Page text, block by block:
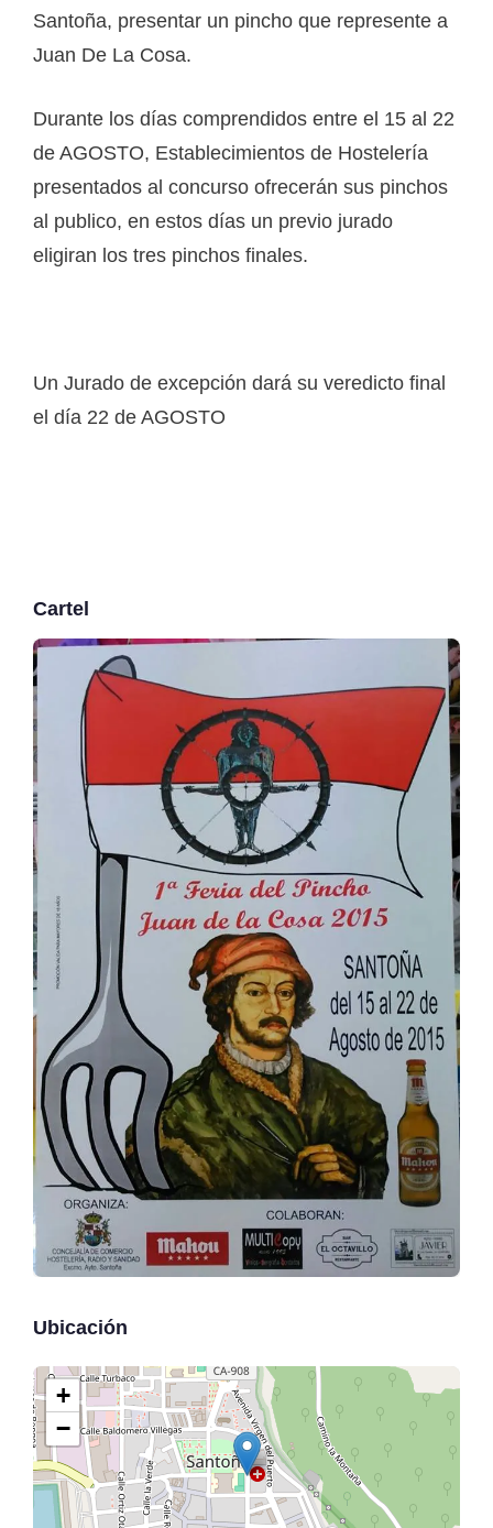
Santoña, presentar un pincho que represente a
Juan De La Cosa.
Durante los días comprendidos entre el 15 al 22
de AGOSTO, Establecimientos de Hostelería
presentados al concurso ofrecerán sus pinchos
al publico, en estos días un previo jurado
eligiran los tres pinchos finales.
Un Jurado de excepción dará su veredicto final
el día 22 de AGOSTO
Cartel
Ubicación
+
−